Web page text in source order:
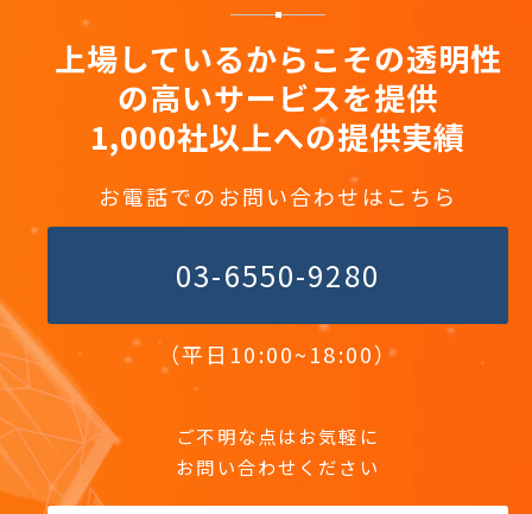
上場しているからこその透明性
の高いサービスを提供
1,000社以上への提供実績
お電話でのお問い合わせはこちら
03-6550-9280
（平日10:00~18:00）
ご不明な点はお気軽に
お問い合わせください